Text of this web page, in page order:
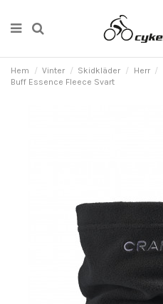
Hem Vinter Skidkläder Herr
Buff Essence Fleece Svart